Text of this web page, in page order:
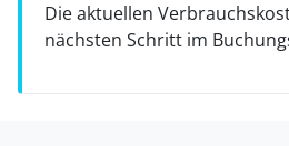
Die aktuellen
nächsten Schritt im